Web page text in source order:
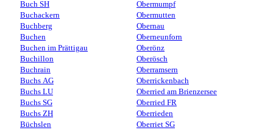
Buch SH
Buchackern
Buchberg
Buchen
Buchen im Prättigau
Buchillon
Buchrain
Buchs AG
Buchs LU
Buchs SG
Buchs ZH
Büchslen
Obermumpf
Obermutten
Obernau
Oberneunforn
Oberönz
Oberösch
Oberramsern
Oberrickenbach
Oberried am Brienzersee
Oberried FR
Oberrieden
Oberriet SG